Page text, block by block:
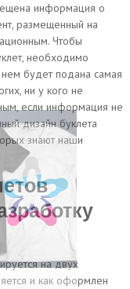
информация о
размещенный на
Чтобы
необходимо
будет подана самая
ни у кого не
если информация не
дизайн буклета
знают наши
на двух
и как оформлен